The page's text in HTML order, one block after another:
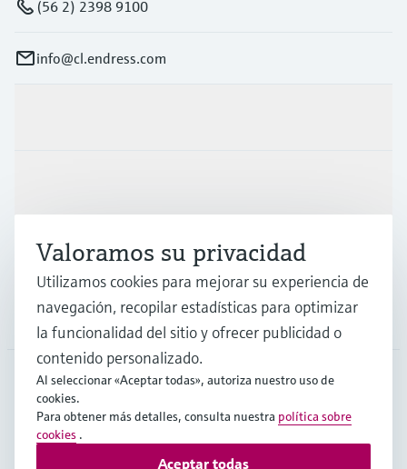
(56 2) 2398 9100
info@cl.endress.com
Soporte
Compañía
CHL
Valoramos su privacidad
Utilizamos cookies para mejorar su experiencia de
navegación, recopilar estadísticas para optimizar
la funcionalidad del sitio y ofrecer publicidad o
contenido personalizado.
Al seleccionar «Aceptar todas», autoriza nuestro uso de
cookies.
Para obtener más detalles, consulta nuestra política sobre
cookies .
Aceptar todas